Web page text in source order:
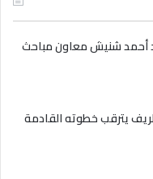
أحمد شنيش معاون مباحث
يترقب خطوته القادمة